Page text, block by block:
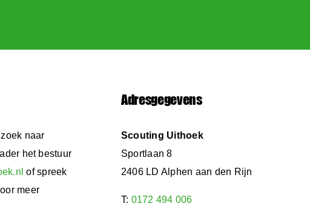
naar
het bestuur
of spreek
meer
Adresgegevens
Scouting Uithoek
Sportlaan 8
2406 LD Alphen aan den Rijn
T: 0172 494 006